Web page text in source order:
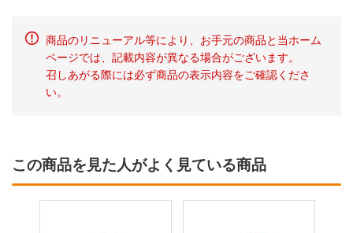
商品のリニューアル等により、お手元の商品と当ホーム
ページでは、記載内容が異なる場合がございます。
召しあがる際には必ず商品の表示内容をご確認くださ
い。
この商品を見た人がよく見ている商品